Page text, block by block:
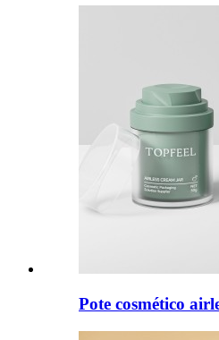
Pote cosmético